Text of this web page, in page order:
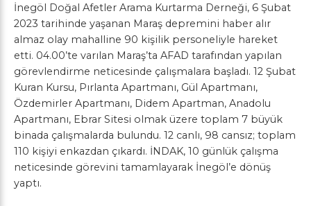
İnegöl Doğal Afetler Arama Kurtarma Derneği, 6 Şubat
2023 tarihinde yaşanan Maraş depremini haber alır
almaz olay mahalline 90 kişilik personeliyle hareket
etti. 04.00’te varılan Maraş’ta AFAD tarafından yapılan
görevlendirme neticesinde çalışmalara başladı. 12 Şubat
Kuran Kursu, Pırlanta Apartmanı, Gül Apartmanı,
Özdemirler Apartmanı, Didem Apartman, Anadolu
Apartmanı, Ebrar Sitesi olmak üzere toplam 7 büyük
binada çalışmalarda bulundu. 12 canlı, 98 cansız; toplam
110 kişiyi enkazdan çıkardı. İNDAK, 10 günlük çalışma
neticesinde görevini tamamlayarak İnegöl’e dönüş
yaptı.